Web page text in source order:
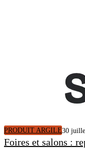
PRODUIT ARGILE30
Foires et salons :